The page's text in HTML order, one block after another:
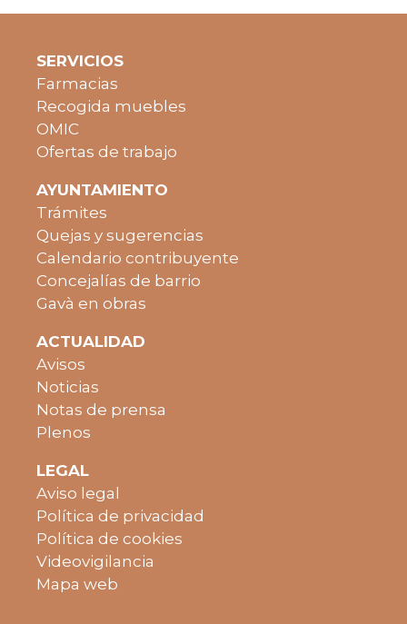
SERVICIOS
Farmacias
Recogida muebles
OMIC
Ofertas de trabajo
AYUNTAMIENTO
Trámites
Quejas y sugerencias
Calendario contribuyente
Concejalías de barrio
Gavà en obras
ACTUALIDAD
Avisos
Noticias
Notas de prensa
Plenos
LEGAL
Aviso legal
Política de privacidad
Política de cookies
Videovigilancia
Mapa web